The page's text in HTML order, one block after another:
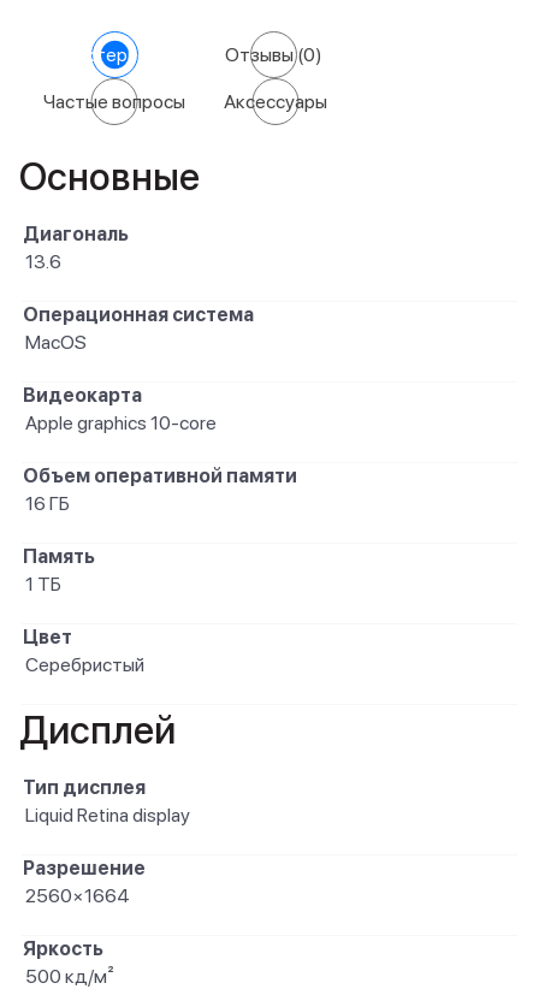
Характеристики Отзывы(0)
Частые вопросы Аксессуары
Основные
Диагональ
13.6
Операционная система
MacOS
Видеокарта
Apple graphics 10-core
Объем оперативной памяти
16 ГБ
Память
1 ТБ
Цвет
Серебристый
Дисплей
Тип дисплея
Liquid Retina display
Разрешение
2560×1664
Яркость
500 кд/м²